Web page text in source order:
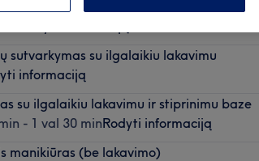
sutvarkymas su ilgalaikiu lakavimu
informaciją
su ilgalaikiu lakavimu ir stiprinimu baze
- 1 val 30 minRodyti informaciją
manikiūras (be lakavimo)